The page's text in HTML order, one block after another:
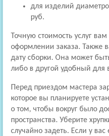
для изделий
руб.
Точную стоимость услуг
оформлении заказа. Также
дату сборки. Она может
либо в другой удобный для
Перед приездом мастера
которое вы планируете
о том, чтобы вокруг было
пространства. Уберите
случайно задеть. Если у